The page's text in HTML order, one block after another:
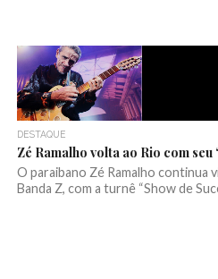
DESTAQUE
Zé Ramalho volta ao Rio com seu
O paraibano Zé Ramalho continua
Banda Z, com a turnê “Show de